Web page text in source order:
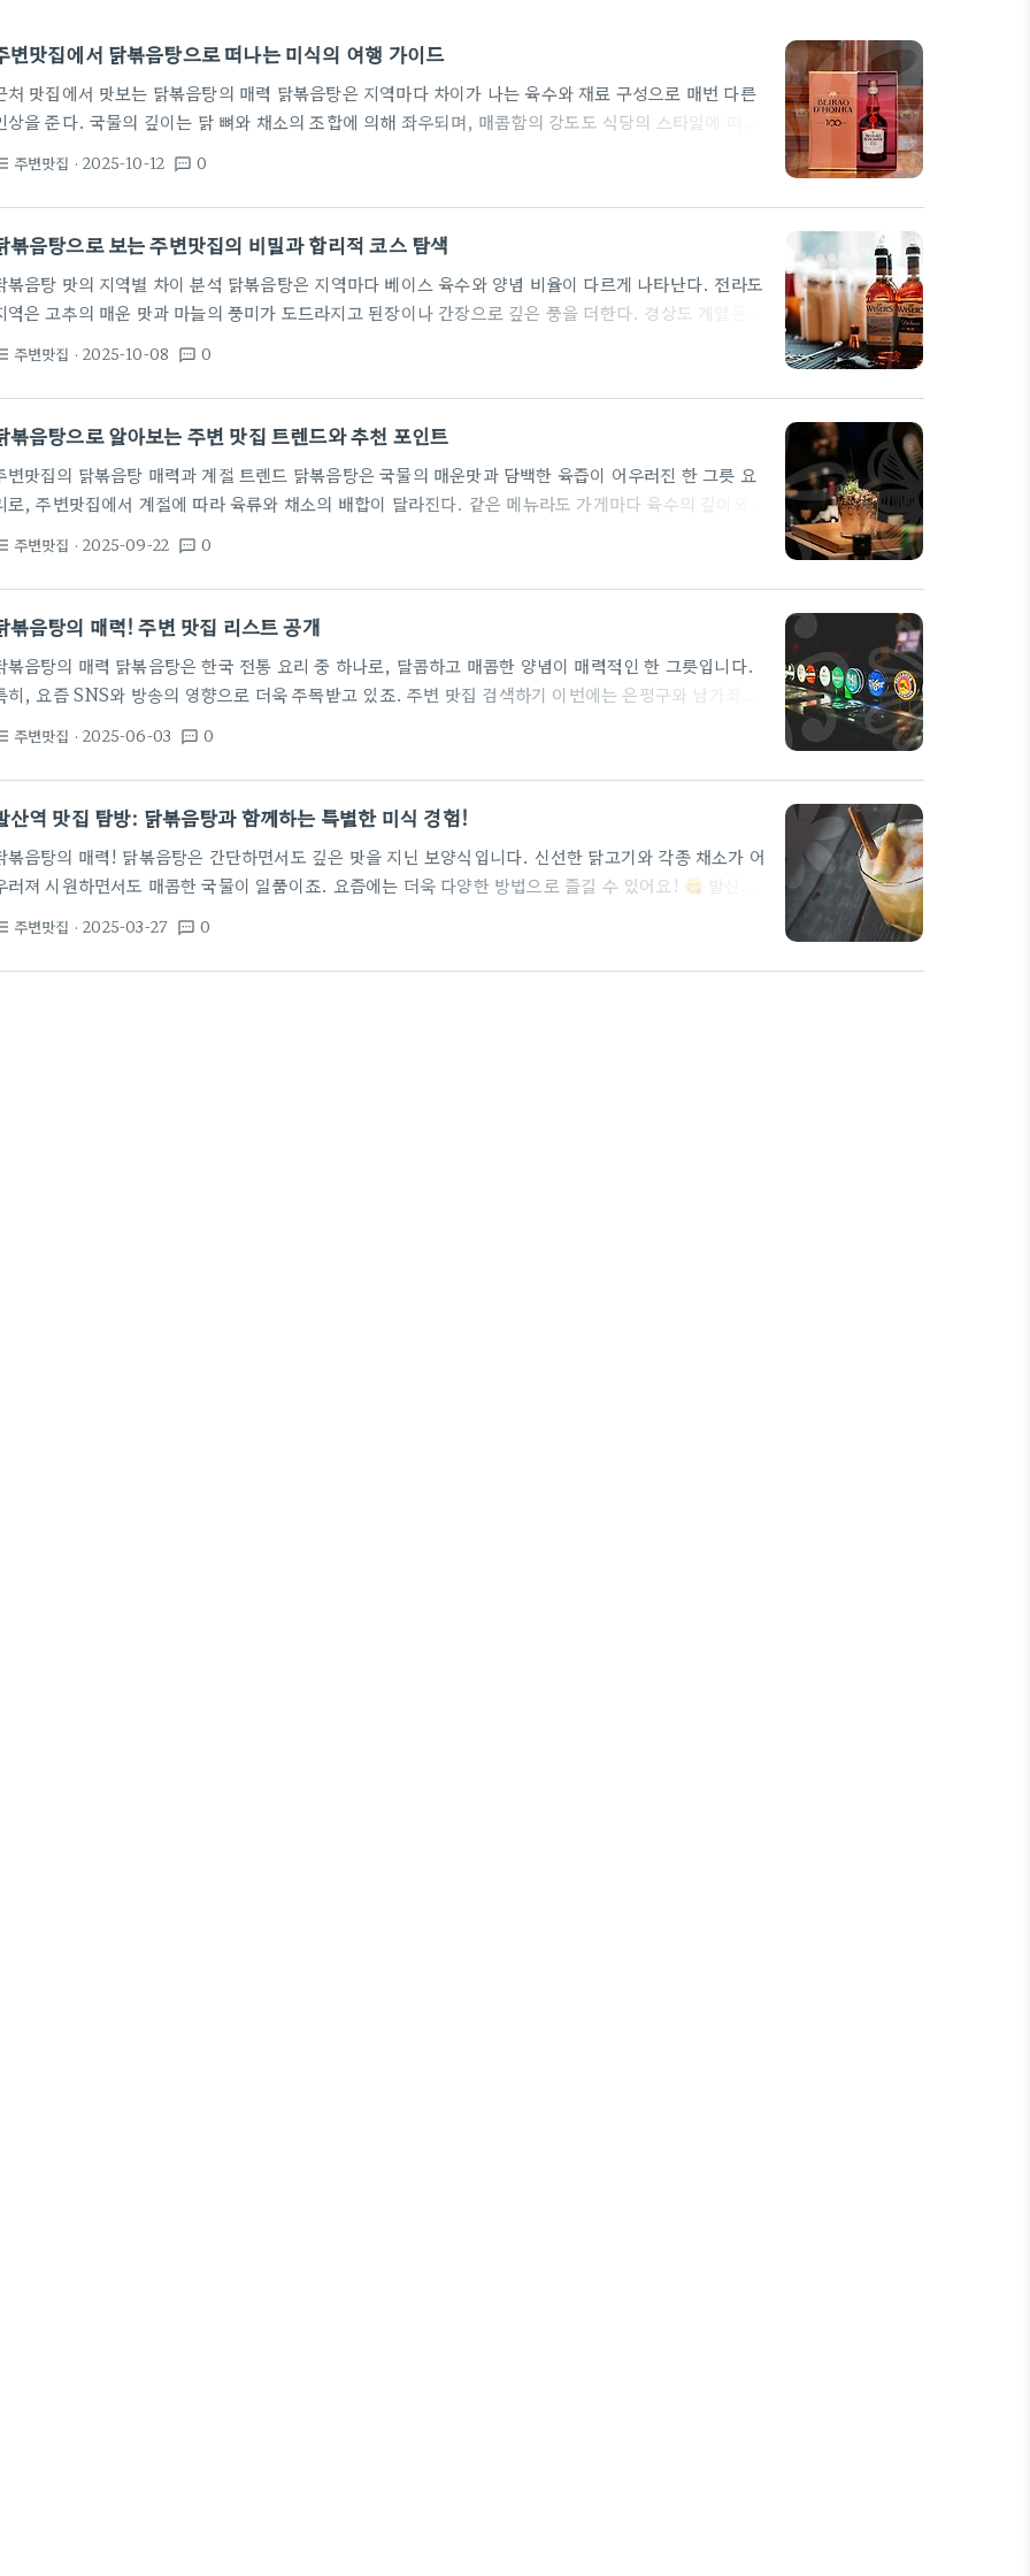
변맛집에서 닭볶음탕으로 떠나는 미식의 여행 가이드
처 맛집에서 맛보는 닭볶음탕의 매력 닭볶음탕은 지역마다 차이가 나는 육수와 재료 구성으로 매번 다른
상을 준다. 국물의 깊이는 닭 뼈와 채소의 조합에 의해 좌우되며, 매콤함의 강도도 식당의 스타일에 따라
기본 반찬과 밥의 양까지도 한 끗 차이를 만들어 낸다. 닭볶음탕의 매력은 간단한 한 그릇 음식처럼 보이지
, 실제로는 셰프의 손길이 고르게 녹아 나온다는 점에 있다. 육수의 밸런스가 무너지면 매운맛과 짠맛이
로 경쟁하게 되니 주의가 필요하다. 또 하나 중요한…
주변맛집 · 2025-10-12 textsms 0
볶음탕으로 보는 주변맛집의 비밀과 합리적 코스 탐색
볶음탕 맛의 지역별 차이 분석 닭볶음탕은 지역마다 베이스 육수와 양념 비율이 다르게 나타난다. 전라도
역은 고추의 매운 맛과 마늘의 풍미가 도드라지고 된장이나 간장으로 깊은 풍을 더한다. 경상도 계열은
무리에 초점을 둔다. 일반적으로 뼈 있는 닭고기와 뼈를 제거한 무뼈 부위를 비교해 본다. 지역별 차이를 느
는 중요한 포인트는 닭의 부위 선택이다. 전통적인 지역 맛은 뼈 있는 부위를 선호하는 경향이 있어 육즙
살아 있다. 양념은 고추장 대신 된장이나 고춧가루…
주변맛집 · 2025-10-08 textsms 0
볶음탕으로 알아보는 주변 맛집 트렌드와 추천 포인트
변맛집의 닭볶음탕 매력과 계절 트렌드 닭볶음탕은 국물의 매운맛과 담백한 육즙이 어우러진 한 그릇 요
로, 주변맛집에서 계절에 따라 육류와 채소의 배합이 달라진다. 같은 메뉴라도 가게마다 육수의 깊이와
밍을 세심하게 관리해 손님이 첫 숟가락을 들 때 기대감을 높인다. 특히 겨울철이나 비 오는 날에는 닭볶음
의 매운맛과 국물의 온도가 중요한 변수로 작용한다. 일부 가게는 마늘과 양파의 비율을 조절해 고소함과
칼함의 균형을 찾고, 다른 곳은 고추의 종류를 다양하게 사용해 국물의…
주변맛집 · 2025-09-22 textsms 0
볶음탕의 매력! 주변 맛집 리스트 공개
볶음탕의 매력 닭볶음탕은 한국 전통 요리 중 하나로, 달콤하고 매콤한 양념이 매력적인 한 그릇입니다.
히, 요즘 SNS와 방송의 영향으로 더욱 주목받고 있죠. 주변 맛집 검색하기 이번에는 은평구와 남가좌동
요. 쌈장을 활용한 독특한 조합이 그 비결입니다. 혹시 쌈장의 종류와 그 비율이 궁금하신가요? 나만의 비
을 찾기 위해 주말에 직접 요리해보는 것도 좋은 아이디어예요!
마이셰프 밀키트 최근에는 마이셰프
키트를 통해 집에서도 손쉽게 다양한 닭볶음탕을 만들어 볼 수 있습니다. 특히,…
주변맛집 · 2025-06-03 textsms 0
산역 맛집 탐방: 닭볶음탕과 함께하는 특별한 미식 경험!
볶음탕의 매력! 닭볶음탕은 간단하면서도 깊은 맛을 지닌 보양식입니다. 신선한 닭고기와 각종 채소가 어
러져 시원하면서도 매콤한 국물이 일품이죠. 요즘에는 더욱 다양한 방법으로 즐길 수 있어요!
발산역
탕’을 추천합니다! 이 곳은 푸짐한 양과 얼큰한 맛으로 인기를 끌고 있습니다. 매일 신선한 재료를 사용하
, 국물의 깊은 맛을 자랑한다고 합니다. 편안한 분위기와 함께 온 가족이 즐길 수 있는 메뉴도 다양합니
주변맛집 · 2025-03-27 textsms 0